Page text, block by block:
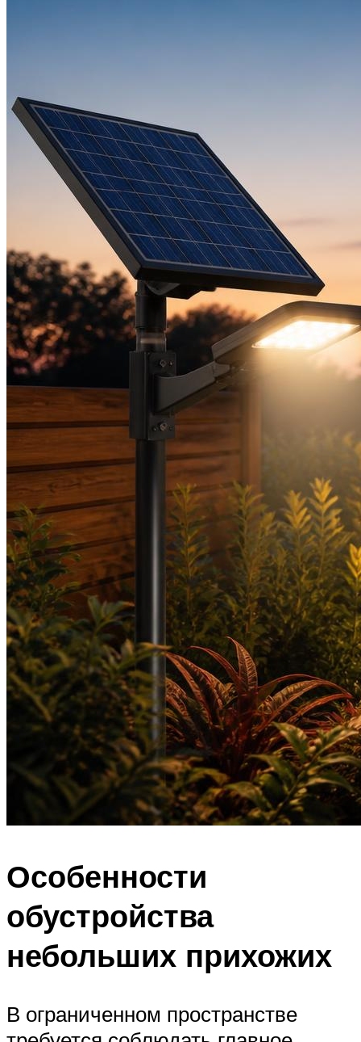
Особенности
обустройства
небольших прихожих
В ограниченном пространстве